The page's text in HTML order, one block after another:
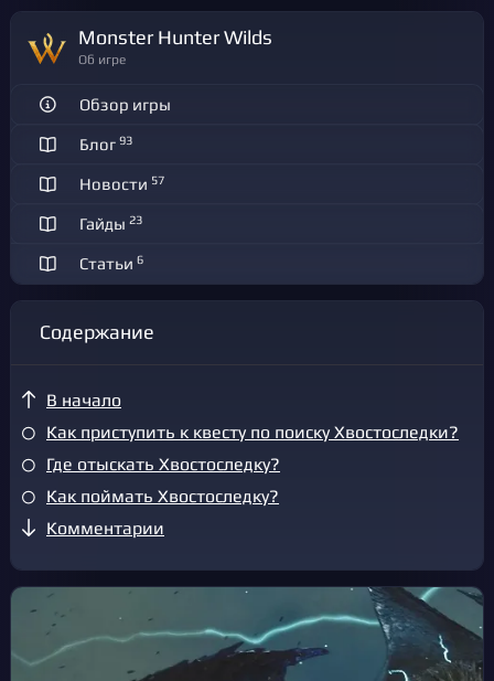
Monster Hunter Wilds
Об игре
Обзор игры
Блог 93
Новости 57
Гайды 23
Статьи 6
Содержание
В начало
Как приступить к квесту по поиску Хвостоследки?
Где отыскать Хвостоследку?
Как поймать Хвостоследку?
Комментарии